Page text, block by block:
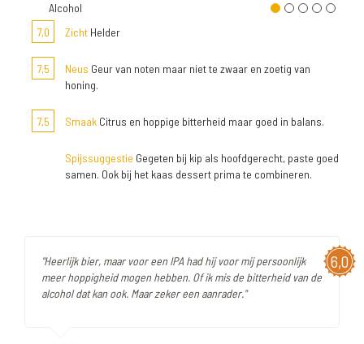
Alcohol
7,0
Zicht Helder
7,5 Neus Geur van noten maar niet te zwaar en zoetig van
honing.
7,5 Smaak Citrus en hoppige bitterheid maar goed in balans.
Spijssuggestie Gegeten bij kip als hoofdgerecht, paste goed
samen. Ook bij het kaas dessert prima te combineren.
6,0
"Heerlijk bier, maar voor een IPA had hij voor mij persoonlijk
meer hoppigheid mogen hebben. Of ik mis de bitterheid van de
alcohol dat kan ook. Maar zeker een aanrader."